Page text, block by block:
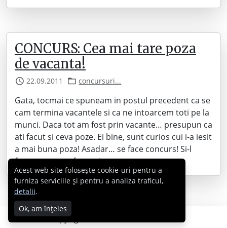
CONCURS: Cea mai tare poza
de vacanta!
22.09.2011 concursuri...
Gata, tocmai ce spuneam in postul precedent ca se
cam termina vacantele si ca ne intoarcem toti pe la
munci. Daca tot am fost prin vacante… presupun ca
ati facut si ceva poze. Ei bine, sunt curios cui i-a iesit
a mai buna poza! Asadar… se face concurs! Si-l
facem cum am facut si pana…
Copyright © 2007 - 2026 Cabral.ro
Acest web site folosește cookie-uri pentru a
furniza serviciile și pentru a analiza traficul,
detalii.
Ok, am înțeles